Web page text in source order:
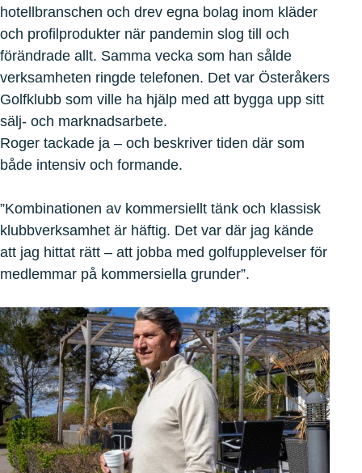
hotellbranschen och drev egna bolag inom kläder
och profilprodukter när pandemin slog till och
förändrade allt. Samma vecka som han sålde
verksamheten ringde telefonen. Det var Österåkers
Golfklubb som ville ha hjälp med att bygga upp sitt
sälj- och marknadsarbete.
Roger tackade ja – och beskriver tiden där som
både intensiv och formande.
”Kombinationen av kommersiellt tänk och klassisk
klubbverksamhet är häftig. Det var där jag kände
att jag hittat rätt – att jobba med golfupplevelser för
medlemmar på kommersiella grunder”.